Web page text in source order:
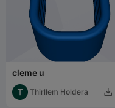
cleme u
Thirllem Holdera 